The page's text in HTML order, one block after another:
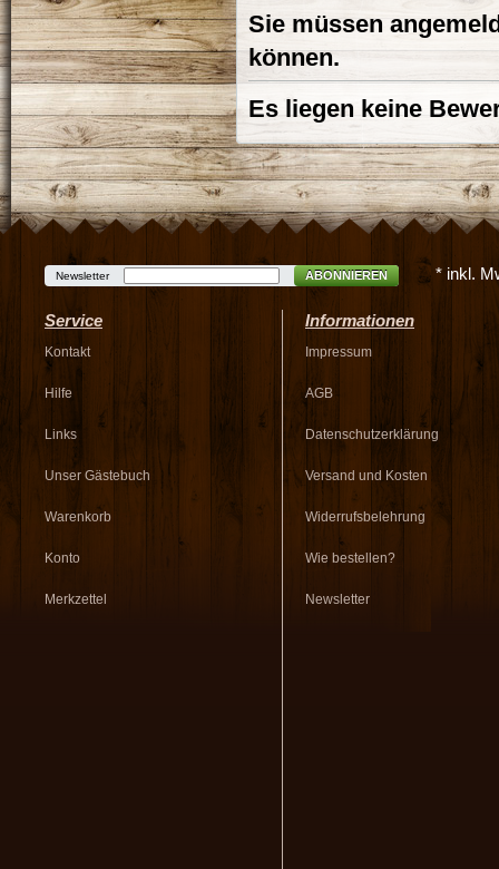
Sie müssen
können.
Es liegen keine
Newsletter ABONNIEREN * inkl.
Service
Kontakt
Hilfe
Links
Unser Gästebuch
Warenkorb
Konto
Merkzettel
Informationen
Impressum
AGB
Datenschutzerklärung
Versand und Kosten
Widerrufsbelehrung
Wie bestellen?
Newsletter